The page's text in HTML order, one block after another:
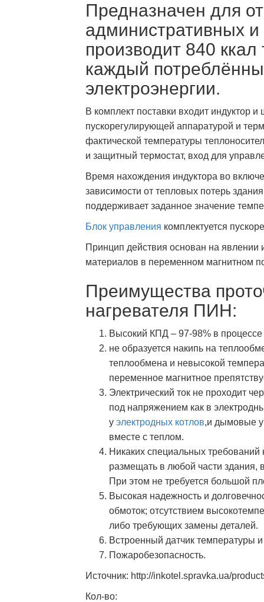
Предназначен для
административных
производит 840
каждый
электроэнергии.
В комплект поставки входит
пускорегулирующей аппаратурой и
фактической температуры
и защитный термостат, вход для
Время нахождения индуктора во
зависимости от тепловых потерь
поддерживает заданное значение
Блок управления комплектуется
Принцип действия основан на явлении
материалов в переменном магнитном
Преимущества
нагревателя ПИН:
Высокий КПД – 97-98% в процессе
не образуется накипь на
теплообмена и невысокой
переменное магнитное
Электрический ток не проходит
под напряжением как в
у электродных котлов,и дымовые
вместе с теплом.
Никаких специальных
размещать в любой части
При этом не требуется большой
Высокая надежность и
обмоток; отсутствием
либо требующих замены деталей.
Встроенный датчик температуры
Пожаробезопасность.
Источник: http://inkotel.spravka.ua/
Кол-во: